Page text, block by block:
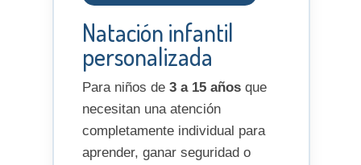
Natación infantil
personalizada
Para niños de 3 a 15 añosque
necesitan una atención
completamente individual para
aprender, ganar seguridad o